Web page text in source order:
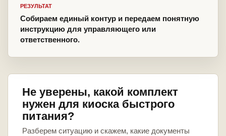
РЕЗУЛЬТАТ
Собираем единый контур и передаем понятную
инструкцию для управляющего или
ответственного.
Не уверены, какой комплект
нужен для киоска быстрого
питания?
Разберем ситуацию и скажем, какие документы